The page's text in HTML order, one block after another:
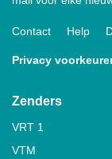
Contact Help
Privacy
Zenders
VRT 1
VTM